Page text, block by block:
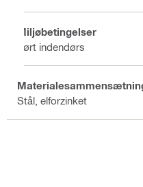
Miljøbetingelser
Tørt indendørs
Stål, elforzinket